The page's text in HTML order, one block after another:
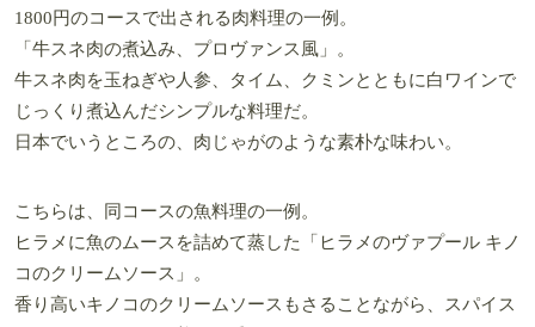
1800円のコースで出される肉料理の一例。
「牛スネ肉の煮込み、プロヴァンス風」。
牛スネ肉を玉ねぎや人参、タイム、クミンとともに白ワインで
じっくり煮込んだシンプルな料理だ。
日本でいうところの、肉じゃがのような素朴な味わい。
こちらは、同コースの魚料理の一例。
ヒラメに魚のムースを詰めて蒸した「ヒラメのヴァプール キノ
コのクリームソース」。
香り高いキノコのクリームソースもさることながら、スパイス